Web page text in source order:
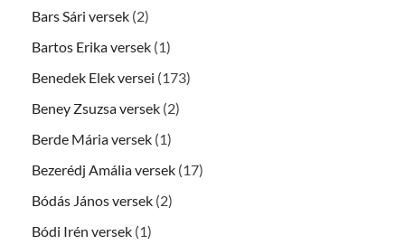
Bars Sári versek (2)
Bartos Erika versek (1)
Benedek Elek versei (173)
Beney Zsuzsa versek (2)
Berde Mária versek (1)
Bezerédj Amália versek (17)
Bódás János versek (2)
Bódi Irén versek (1)